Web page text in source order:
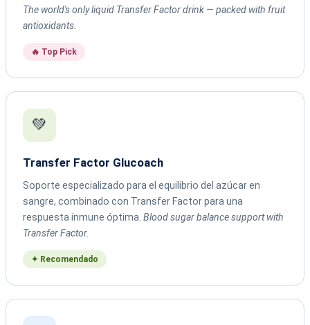
The world's only liquid Transfer Factor drink — packed with fruit
antioxidants.
🔥 Top Pick
💚
Transfer Factor Glucoach
Soporte especializado para el equilibrio del azúcar en
sangre, combinado con Transfer Factor para una
respuesta inmune óptima. Blood sugar balance support with
Transfer Factor.
✦ Recomendado